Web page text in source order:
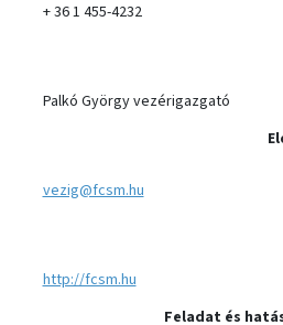
+ 36 1 455-4232
Palkó György vezérigazgató
vezig@fcsm.hu
http://fcsm.hu
Feladat és